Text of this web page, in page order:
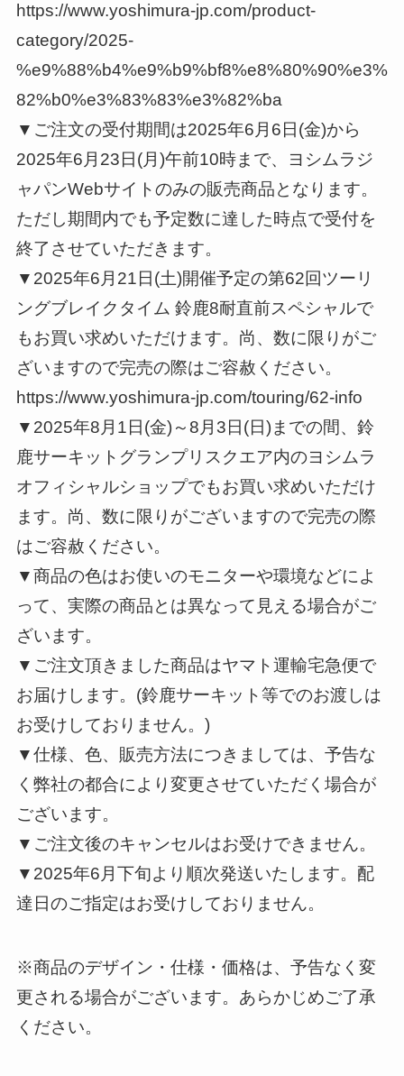
https://www.yoshimura-jp.com/product-
category/2025-
%e9%88%b4%e9%b9%bf8%e8%80%90%e3%
82%b0%e3%83%83%e3%82%ba
▼ご注文の受付期間は2025年6月6日(金)から
2025年6月23日(月)午前10時まで、ヨシムラジ
ャパンWebサイトのみの販売商品となります。
ただし期間内でも予定数に達した時点で受付を
終了させていただきます。
▼2025年6月21日(土)開催予定の第62回ツーリ
ングブレイクタイム 鈴鹿8耐直前スペシャルで
もお買い求めいただけます。尚、数に限りがご
ざいますので完売の際はご容赦ください。
https://www.yoshimura-jp.com/touring/62-info
▼2025年8月1日(金)～8月3日(日)までの間、鈴
鹿サーキットグランプリスクエア内のヨシムラ
オフィシャルショップでもお買い求めいただけ
ます。尚、数に限りがございますので完売の際
はご容赦ください。
▼商品の色はお使いのモニターや環境などによ
って、実際の商品とは異なって見える場合がご
ざいます。
▼ご注文頂きました商品はヤマト運輸宅急便で
お届けします。(鈴鹿サーキット等でのお渡しは
お受けしておりません。)
▼仕様、色、販売方法につきましては、予告な
く弊社の都合により変更させていただく場合が
ございます。
▼ご注文後のキャンセルはお受けできません。
▼2025年6月下旬より順次発送いたします。配
達日のご指定はお受けしておりません。
※商品のデザイン・仕様・価格は、予告なく変
更される場合がございます。あらかじめご了承
ください。